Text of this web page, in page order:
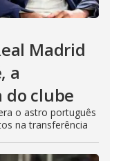
Madrid
a
do clube
o astro português
na transferência